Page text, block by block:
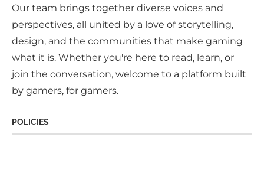
Our team brings together diverse voices and
perspectives, all united by a love of storytelling,
design, and the communities that make gaming
what it is. Whether you're here to read, learn, or
join the conversation, welcome to a platform built
by gamers, for gamers.
POLICIES